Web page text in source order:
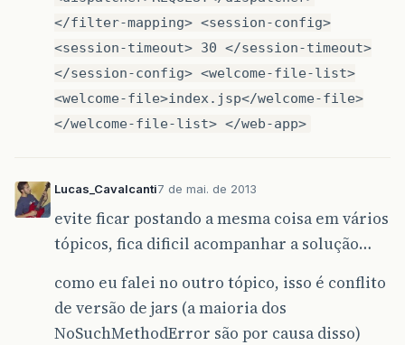
</filter-mapping> <session-config>
<session-timeout> 30 </session-timeout>
</session-config> <welcome-file-list>
<welcome-file>index.jsp</welcome-file>
</welcome-file-list> </web-app>
Lucas_Cavalcanti7 de mai. de 2013
evite ficar postando a mesma coisa em vários
tópicos, fica dificil acompanhar a solução…
como eu falei no outro tópico, isso é conflito
de versão de jars (a maioria dos
NoSuchMethodError são por causa disso)